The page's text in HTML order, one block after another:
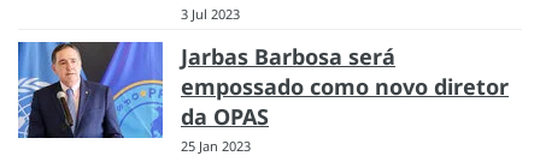
3 Jul 2023
Jarbas Barbosa será
empossado como novo diretor
da OPAS
25 Jan 2023